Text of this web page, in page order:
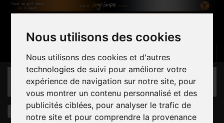
Nous utilisons des cookies
Nous utilisons des cookies et d'autres
technologies de suivi pour améliorer votre
expérience de navigation sur notre site, pour
vous montrer un contenu personnalisé et des
publicités ciblées, pour analyser le trafic de
notre site et pour comprendre la provenance
Panier (vide)
CATÉGORIES